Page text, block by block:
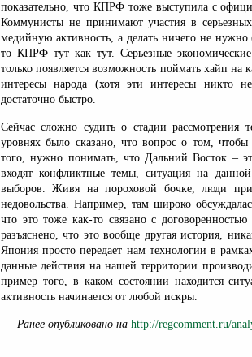
показательно, что КПРФ тоже выступила с
Коммунисты не принимают участия в
медийную активность, а делать ничего не
то КПРФ тут как тут. Серьезные
только появляется возможность поймать хайп
интересы народа (хотя эти интересы никто
достаточно быстро.
Сейчас сложно судить о стадии
уровнях было сказано, что вопрос о том, чтобы
того, нужно понимать, что Дальний Восток –
входят конфликтные темы, ситуация на
выборов. Живя на пороховой бочке, люди
недовольства. Например, там широко
что это тоже как-то связано с
разъяснено, что это вообще другая история,
Япония просто передает нам технологии в
данные действия на нашей территории
пример того, в каком состоянии находится
активность начинается от любой искры.
Ранее опубликовано на http://regcomment.ru/